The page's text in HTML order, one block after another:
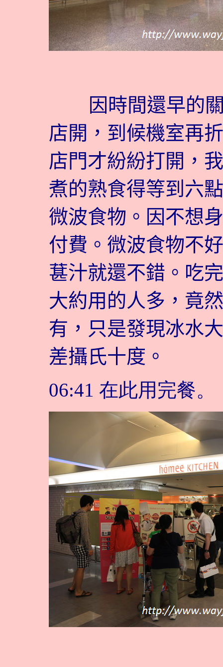
因時間還早的關
店開，到候機室再
店門才紛紛打開，
煮的熟食得等到六
微波食物。因不想
付費。微波食物不
葚汁就還不錯。吃
大約用的人多，竟
有，只是發現冰水
差攝氏十度。
06:41 在此用完餐。